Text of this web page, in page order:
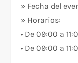
» Fecha del
» Horarios:
• De 09:00 a
• De 09:00 a